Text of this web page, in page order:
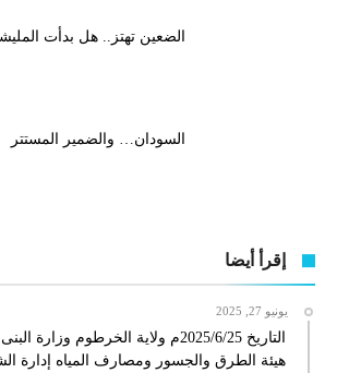
الضعين تهتز.. هل بدأت
السودان… والضمير المستتر
إقرأ أيضا
يونيو 27, 2025
التاريخ 2025/6/25م ولاية الخرطوم
هيئة الطرق والجسور ومصارف المياه إدارة